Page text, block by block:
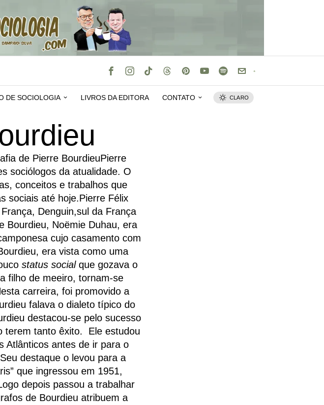
DE SOCIOLOGIA LIVROS DA EDITORA CONTATO CLARO
de Pierre BourdieuPierre
sociólogos da atualidade. O
conceitos e trabalhos que
sociais até hoje.Pierre Félix
Denguin,sul da França
Bourdieu, Noëmie Duhau, era
cujo casamento com
era vista como uma
status socialque gozava o
filho de meeiro, tornam-se
carreira, foi promovido a
falava o dialeto típico do
destacou-se pelo sucesso
terem tanto êxito. Ele estudou
Atlânticos antes de ir para o
destaque o levou para a
que ingressou em 1951,
depois passou a trabalhar
de Bourdieu atribuem a